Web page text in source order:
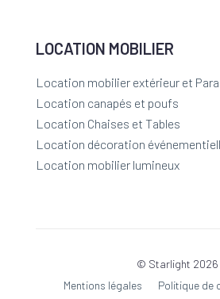
LOCATION MOBILIER
Location mobilier extérieur et
Location canapés et poufs
Location Chaises et Tables
Location décoration
Location mobilier lumineux
© Starlight 2026
Mentions légales
Politique de